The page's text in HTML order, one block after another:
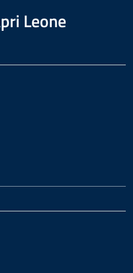
Leone